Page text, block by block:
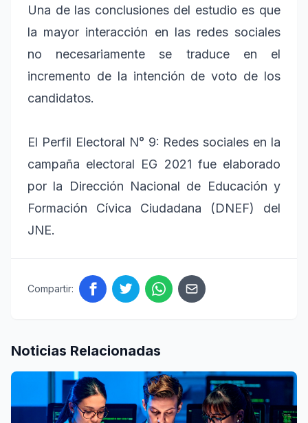
Una de las conclusiones del estudio es que
la mayor interacción en las redes sociales
no necesariamente se traduce en el
incremento de la intención de voto de los
candidatos.
El Perfil Electoral N° 9: Redes sociales en la
campaña electoral EG 2021 fue elaborado
por la Dirección Nacional de Educación y
Formación Cívica Ciudadana (DNEF) del
JNE.
Compartir:
Noticias Relacionadas